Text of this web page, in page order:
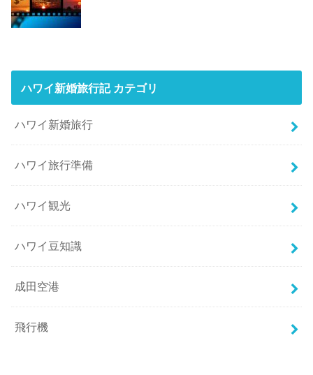
ハワイ新婚旅行記 カテゴリ
ハワイ新婚旅行
ハワイ旅行準備
ハワイ観光
ハワイ豆知識
成田空港
飛行機